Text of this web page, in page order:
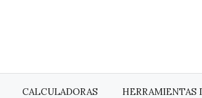
CALCULADORAS HERRAMIENTAS